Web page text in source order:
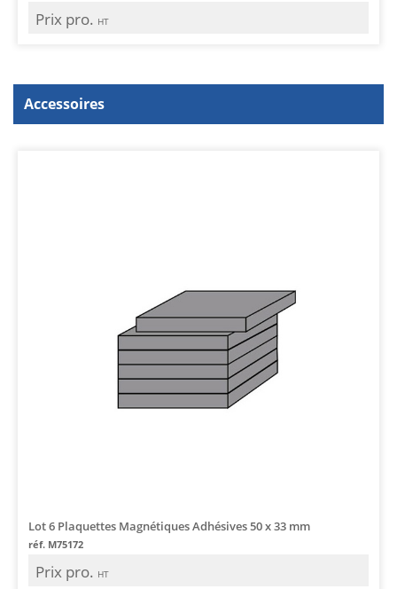
Prix pro. HT
Accessoires
Lot 6 Plaquettes Magnétiques Adhésives 50 x 33 mm
réf. M75172
Prix pro. HT